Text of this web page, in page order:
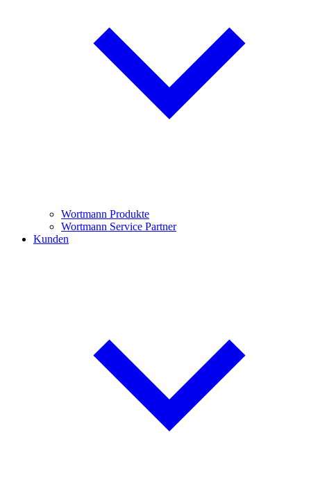
Wortmann Produkte
Wortmann Service Partner
Kunden